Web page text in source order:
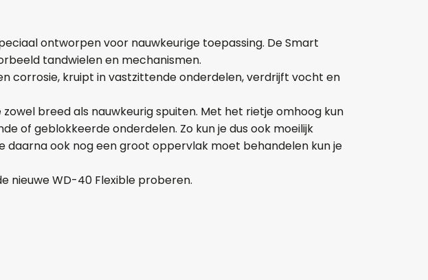
ontworpen voor nauwkeurige toepassing. De Smart
tandwielen en mechanismen.
corrosie, kruipt in vastzittende onderdelen, verdrijft vocht en
breed als nauwkeurig spuiten. Met het rietje omhoog kun
of geblokkeerde onderdelen. Zo kun je dus ook moeilijk
ook nog een groot oppervlak moet behandelen kun je
nieuwe WD-40 Flexible proberen.